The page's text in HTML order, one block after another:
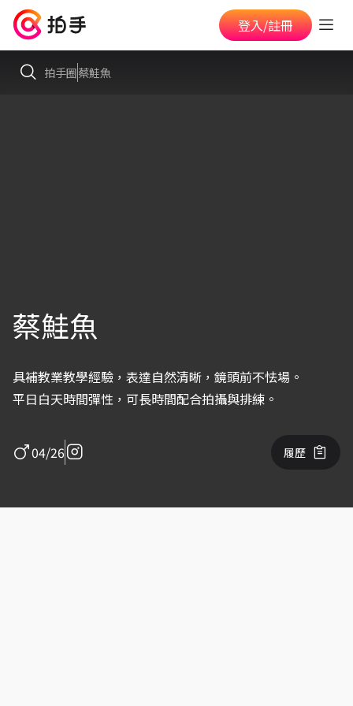
登入/註冊
拍手圈蔡鮭魚
蔡鮭魚
具補教業教學經驗，表達自然清晰，鏡頭前不怯場。
平日白天時間彈性，可長時間配合拍攝與排練。
04/26 履歷